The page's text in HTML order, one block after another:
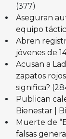
(377)
Aseguran
equipo
Abren
jóvenes de
Acusan a
zapatos
significa?
Publican
Bienestar |
Muerte de
falsas